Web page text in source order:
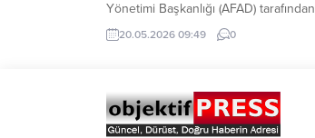
Yönetimi Başkanlığı (AFAD) tarafından
verilen bilgilere göre, Malatya’nın
Battalgazi ilçesinde deprem meydana
ölçüldü. Yerin yaklaşık 7 kilometre
derinliğinde gerçekleşen depremin
20.05.2026 09:49 0